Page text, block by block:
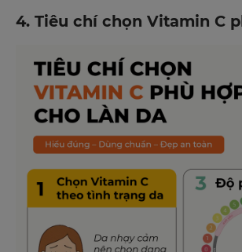
4. Tiêu chí chọn Vitamin C